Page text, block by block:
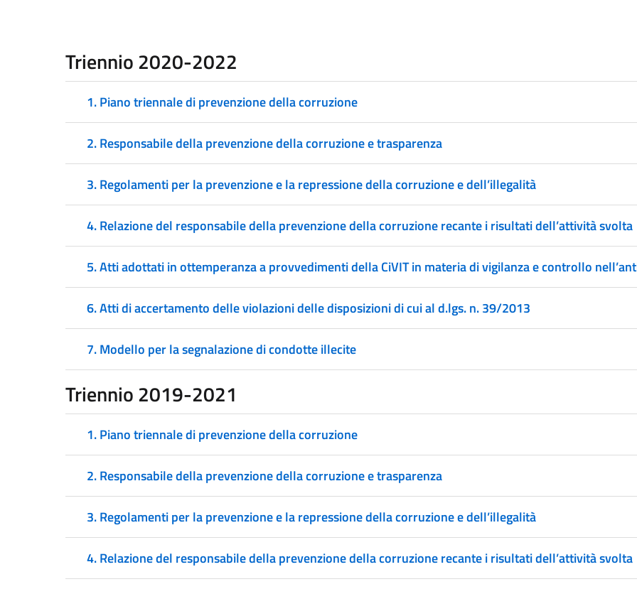
Triennio2020-2022
1. Piano triennale di prevenzione della corruzione
2. Responsabile della prevenzione della corruzione e trasparenza
3. Regolamenti per la prevenzione e la repressione della corruzione e dell’illegalità
4. Relazione del responsabile della prevenzione della corruzione recante i risultati dell’attività svolta
5. Atti adottati in ottemperanza a provvedimenti della CiVIT in materia di vigilanza e controllo
6. Atti di accertamento delle violazioni delle disposizioni di cui al d.lgs. n. 39/2013
7. Modello per la segnalazione di condotte illecite
Triennio 2019-2021
1. Piano triennale di prevenzione della corruzione
2. Responsabile della prevenzione della corruzione e trasparenza
3. Regolamenti per la prevenzione e la repressione della corruzione e dell’illegalità
4. Relazione del responsabile della prevenzione della corruzione recante i risultati dell’attività svolta